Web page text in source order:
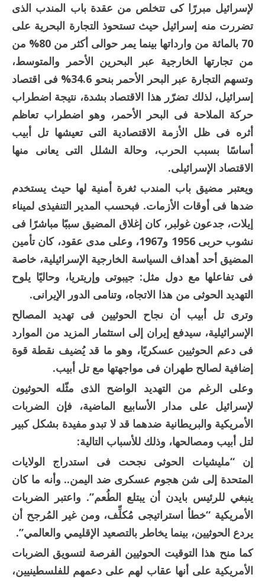
لإسرائيل مبررًا كى تتخلص من عقدة باب المندب الذى
تضررت منه إسرائيل حيث تستحوذ التجارة البحرية على
70 بالمائة من وارداتها بينما يمر حوالى أكثر من 80% من
من تجارتها الخارجية عبر البحرين الأحمر والمتوسط،
وتسهم التجارة عبر البحر الأحمر بنحو 34.6% فى اقتصاد
إسرائيل، لذلك تضرّر هذا الاقتصاد بشدة، نتيجة اضطراب
حركة الملاحة فى البحر الأحمر، وهو اضطراب تعاظم
أثره فى ظل الأزمة الاقتصادية التى تعيشها تل أبيب
أساسًا بسبب الحرب، وحالة الشلل التى يعانى منها
الاقتصاد الإسرائيلى.
ويعتبر مضيق باب المندب ثغرة أمنية لها حيث يستخدم
ضدها فى أوقات الأزمات. فبحسب المدير التنفيذى لميناء
إيلات، جدعون غولبر، كان إغلاق المضيق سببًا مباشرًا فى
نشوب حربى 1956 و1967، وعلى مدى عقود، كان تأمين
المضيق أحد أهداف السياسة الخارجية الإسرائيلية، خاصة
فى تفاعلها مع دول مثل: جيبوتى وإريتريا، وحاليًا يلوح
التهديد الحوثى من هذا الاتجاه، وتنامى الدور الإيرانى.
وترى تل أبيب أن نجاح الحوثيين فى تهديد المصالح
الإسرائيلية، سيدفع إيران إلى استثمار المزيد من الموارد
فى دعم الحوثيين عسكريًا، وهو ما قد يُضيف نقطة قوة
إضافية لصالح طهران فى مواجهتها مع تل أبيب.
وعلى الرغم من التهديد الواضح الذى مثّله الحوثيون
لإسرائيل على مدار الأسابيع الماضية، فإن الضربات
الأمريكية والبريطانية ضدهما قد لا تبدو مفيدة بشكل كبير
لتل أبيب ومصالحها، وذلك للأسباب التالية:
إن “مليشيات الحوثى نجحت فى استدراج الولايات
المتحدة إلى شن هجوم عسكرى ضد اليمن.. وأنه ما كان
ينبغي للرئيس بايدن أن يبتلع الطُعم”. واعتبر الضربات
الأمريكية “خطأ استراتيجى مُكلِّف، ومن غير المُرجح أن
يردع الحوثيين، بينما يخاطر بالتصعيد الإقليمي والعالمي”.
كما منح هذا التوقيت الحوثيين الفرصة لتسويق الضربات
الأمريكية على أنها عقاب لهم على دعمهم للفلسطينيين،